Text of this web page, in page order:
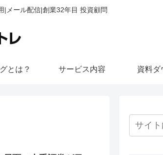
|メール配信|創業32年目 投資顧問
とは？ サービス内容 資料ダ